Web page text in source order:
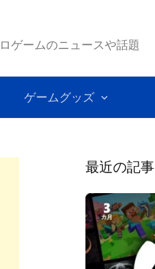
ゲームのニュースや話題
ゲームグッズ
最近の記事